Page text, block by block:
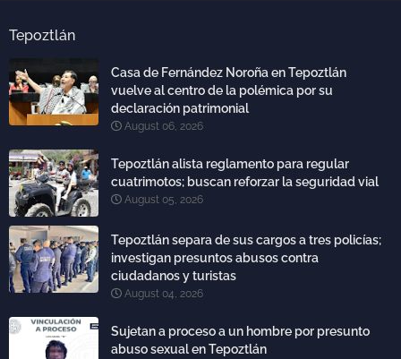
Tepoztlán
Casa de Fernández Noroña en Tepoztlán
vuelve al centro de la polémica por su
declaración patrimonial
August 06, 2026
Tepoztlán alista reglamento para regular
cuatrimotos; buscan reforzar la seguridad vial
August 05, 2026
Tepoztlán separa de sus cargos a tres policías;
investigan presuntos abusos contra
ciudadanos y turistas
August 04, 2026
Sujetan a proceso a un hombre por presunto
abuso sexual en Tepoztlán